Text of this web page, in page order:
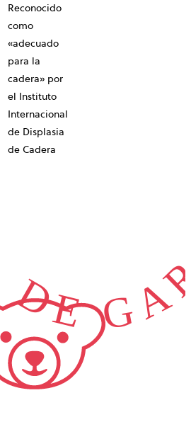
Reconocido
como
«adecuado
para la
cadera» por
el Instituto
Internacional
de Displasia
de Cadera
10-AÑOS
DE